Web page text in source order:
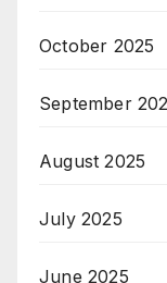
October 2025
September
August 2025
July 2025
June 2025